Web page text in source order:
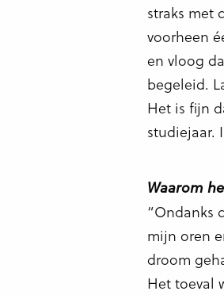
straks met
voorheen
en vloog
begeleid.
Het is fijn
studiejaar.
Waarom
“Ondanks
mijn oren
droom
Het toeval